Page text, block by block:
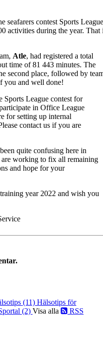
seafarers contest Sports
activities during the year. That
Atle, had registered a total
time of 81 443 minutes. The
second place, followed by
you and well done!
Sports League contest for
in Office League
for setting up internal
contact us if you are
quite confusing here in
are working to fix all remaining
and hope for your
year 2022 and wish you
(11) Hälsotips för
(2) Visa alla RSS